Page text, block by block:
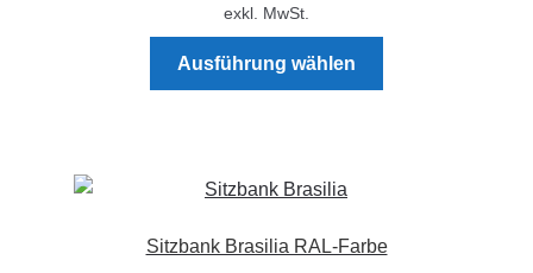
exkl. MwSt.
Ausführung wählen
Optionen
Sitzbank Brasilia RAL-Farbe